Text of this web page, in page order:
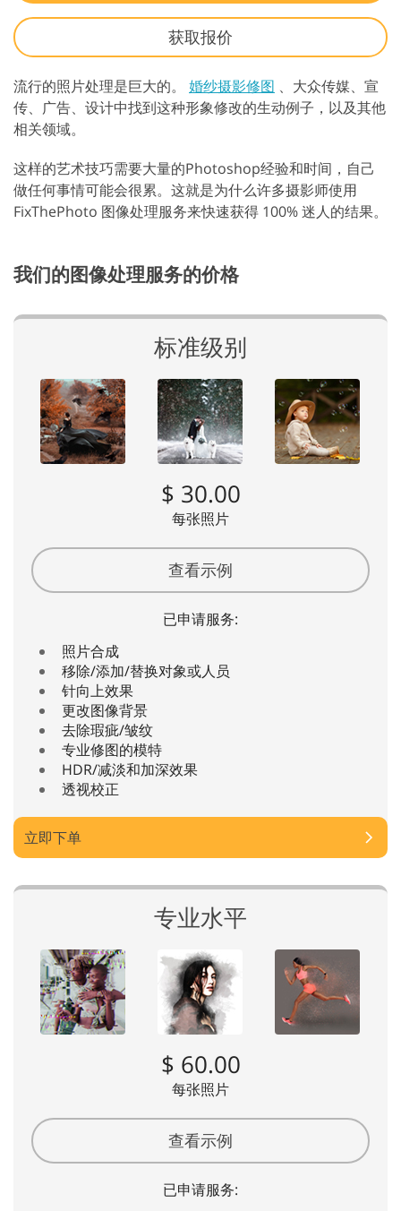
获取报价
流行的照片处理是巨大的。 婚纱摄影修图 、大众传媒、宣
传、广告、设计中找到这种形象修改的生动例子，以及其他
相关领域。
这样的艺术技巧需要大量的Photoshop经验和时间，自己
做任何事情可能会很累。这就是为什么许多摄影师使用
FixThePhoto 图像处理服务来快速获得 100% 迷人的结果。
我们的图像处理服务的价格
标准级别
$ 30.00
每张照片
查看示例
已申请服务:
照片合成
移除/添加/替换对象或人员
针向上效果
更改图像背景
去除瑕疵/皱纹
专业修图的模特
HDR/减淡和加深效果
透视校正
立即下单
专业水平
$ 60.00
每张照片
查看示例
已申请服务: